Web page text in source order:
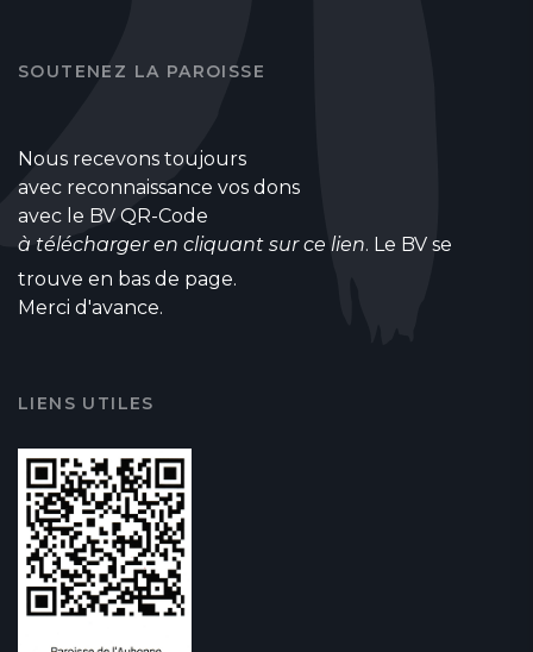
SOUTENEZ LA PAROISSE
Nous recevons toujours
avec reconnaissance vos dons
avec le BV QR-Code
à télécharger en cliquant sur ce lien. Le BV se
trouve en bas de page.
Merci d'avance.
LIENS UTILES